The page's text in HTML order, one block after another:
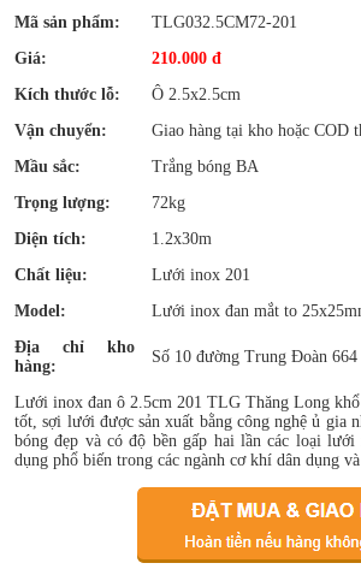
Mã sản phẩm:
TLG032.5CM72-201
Giá:
210.000 đ
Kích thước lỗ:
Ô 2.5x2.5cm
Vận chuyển:
Giao hàng tại kho hoặc COD
Mầu sắc:
Trắng bóng BA
Trọng lượng:
72kg
Diện tích:
1.2x30m
Chất liệu:
Lưới inox 201
Model:
Lưới inox đan mắt to
Địa chỉ kho
hàng:
Số 10 đường Trung Đoàn
Lưới inox đan ô 2.5cm 201 TLG Thăng Long
tốt, sợi lưới được sản xuất bằng công nghệ ủ gia
bóng đẹp và có độ bền gấp hai lần các loại
dụng phổ biến trong các ngành cơ khí dân dụng